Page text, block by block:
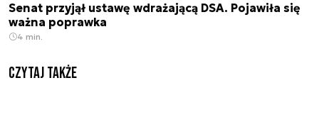
Senat przyjął ustawę wdrażającą DSA. Pojawiła się
ważna poprawka
4 min.
Czytaj także